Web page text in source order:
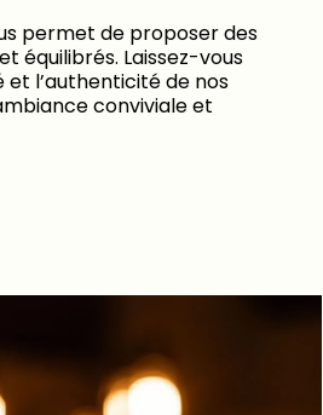
permet de proposer des
équilibrés. Laissez-vous
et l’authenticité de nos
conviviale et